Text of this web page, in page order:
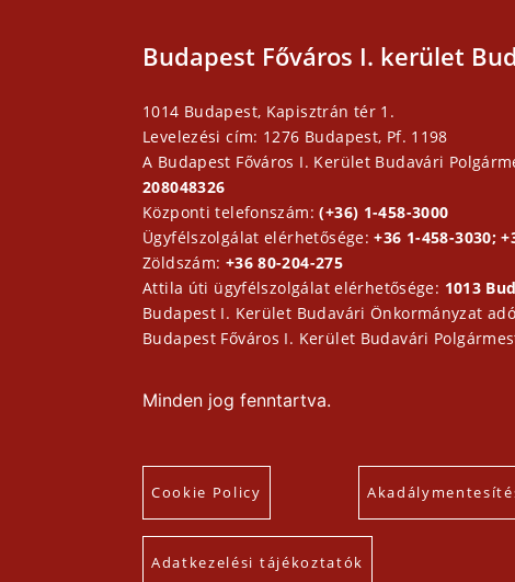
Budapest Főváros I. kerület
1014 Budapest, Kapisztrán tér 1.
Levelezési cím: 1276 Budapest, Pf. 1198
A Budapest Főváros I. Kerület Budavári
208048326
Központi telefonszám:(+36) 1-458-3000
Ügyfélszolgálat elérhetősége:+36 1-458-3030;
Zöldszám: +36 80-204-275
Attila úti ügyfélszolgálat elérhetősége: 1013
Budapest I. Kerület Budavári Önkormányzat
Budapest Főváros I. Kerület Budavári
Minden jog fenntartva.
Cookie Policy
Adatkezelési tájékoztatók